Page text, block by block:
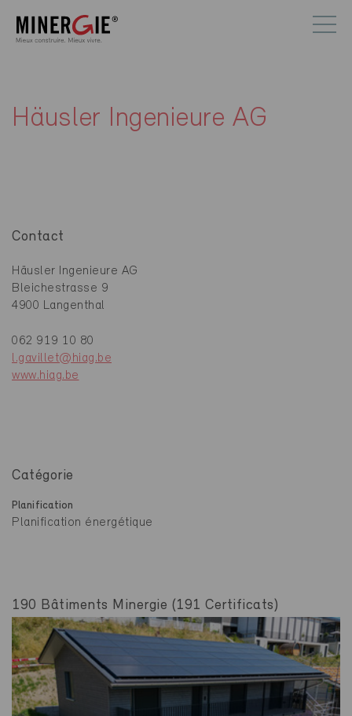
Häusler Ingenieure AG
Contact
Häusler Ingenieure AG
Bleichestrasse 9
4900 Langenthal
062 919 10 80
l.gavillet@hiag.be
www.hiag.be
Catégorie
Planification
Planification énergétique
190 Bâtiments Minergie (191 Certificats)